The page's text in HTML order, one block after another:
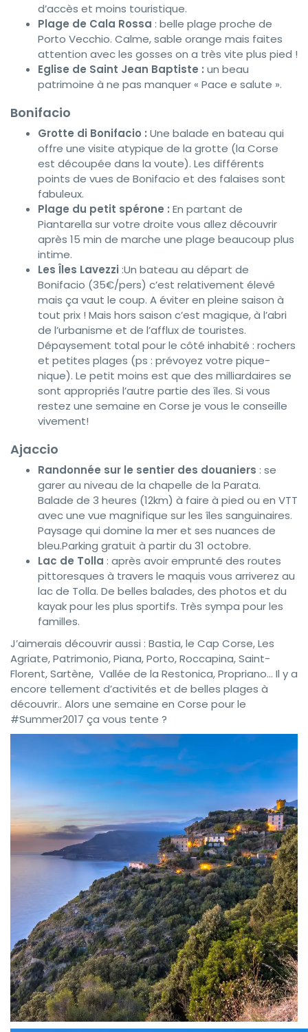
d’accès et moins touristique.
Plage de Cala Rossa : belle plage proche de
Porto Vecchio. Calme, sable orange mais faites
attention avec les gosses on a très vite plus pied !
Eglise de Saint Jean Baptiste : un beau
patrimoine à ne pas manquer « Pace e salute ».
Bonifacio
Grotte di Bonifacio : Une balade en bateau qui
offre une visite atypique de la grotte (la Corse
est découpée dans la voute). Les différents
points de vues de Bonifacio et des falaises sont
fabuleux.
Plage du petit spérone : En partant de
Piantarella sur votre droite vous allez découvrir
après 15 min de marche une plage beaucoup plus
intime.
Les Îles Lavezzi :Un bateau au départ de
Bonifacio (35€/pers) c’est relativement élevé
mais ça vaut le coup. A éviter en pleine saison à
tout prix ! Mais hors saison c’est magique, à l’abri
de l’urbanisme et de l’afflux de touristes.
Dépaysement total pour le côté inhabité : rochers
et petites plages (ps : prévoyez votre pique-
nique). Le petit moins est que des milliardaires se
sont appropriés l’autre partie des îles. Si vous
restez une semaine en Corse je vous le conseille
vivement!
Ajaccio
Randonnée sur le sentier des douaniers : se
garer au niveau de la chapelle de la Parata.
Balade de 3 heures (12km) à faire à pied ou en VTT
avec une vue magnifique sur les îles sanguinaires.
Paysage qui domine la mer et ses nuances de
bleu.Parking gratuit à partir du 31 octobre.
Lac de Tolla : après avoir emprunté des routes
pittoresques à travers le maquis vous arriverez au
lac de Tolla. De belles balades, des photos et du
kayak pour les plus sportifs. Très sympa pour les
familles.
J’aimerais découvrir aussi : Bastia, le Cap Corse, Les
Agriate, Patrimonio, Piana, Porto, Roccapina, Saint-
Florent, Sartène, Vallée de la Restonica, Propriano… Il y a
encore tellement d’activités et de belles plages à
découvrir.. Alors une semaine en Corse pour le
#Summer2017 ça vous tente ?